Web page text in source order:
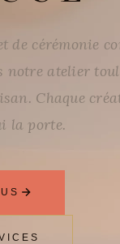
de cérémonie
notre atelier
Chaque
la porte.